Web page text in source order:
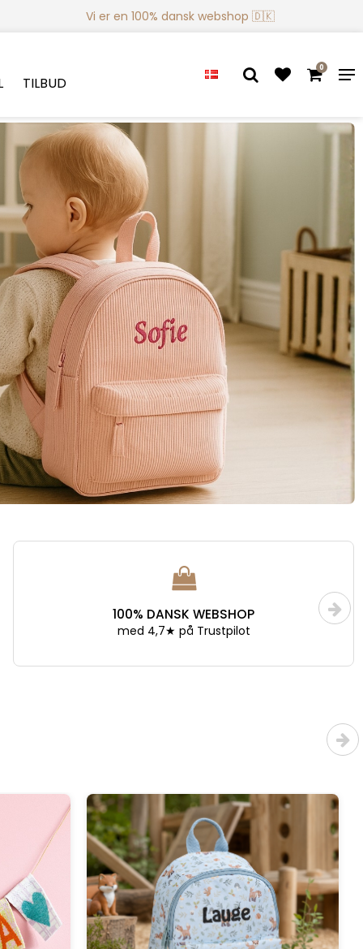
Vi er en 100% dansk webshop 🇩🇰
TILBUD
0
KUNDESERVICE
Mandag - Fredag - Kl. 08.30-15.00